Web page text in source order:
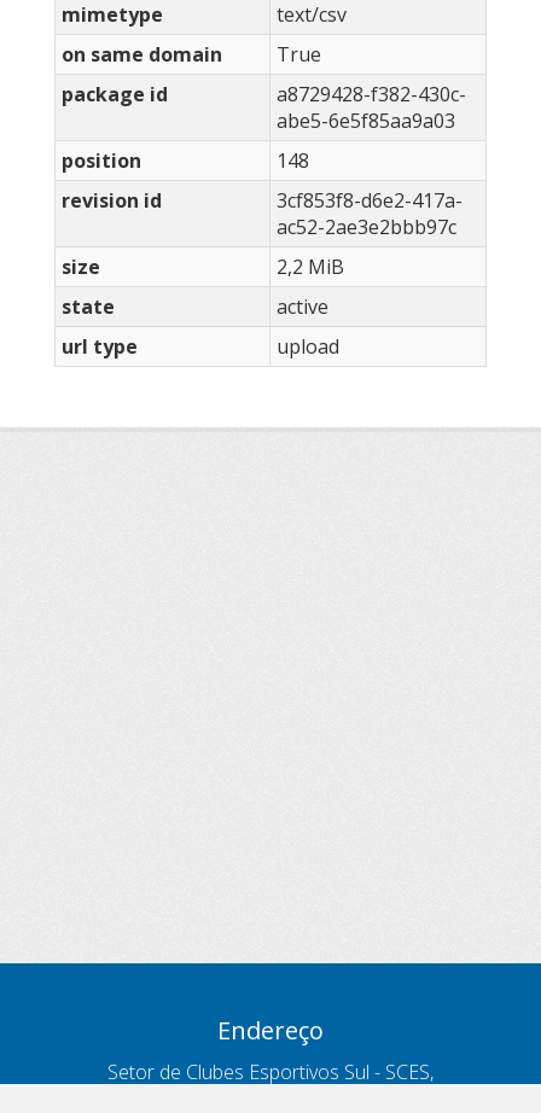
mimetype
text/csv
on same domain
True
package id
a8729428-f382-430c-
abe5-6e5f85aa9a03
position
148
revision id
3cf853f8-d6e2-417a-
ac52-2ae3e2bbb97c
size
2,2 MiB
state
active
url type
upload
Endereço
Setor de Clubes Esportivos Sul - SCES,